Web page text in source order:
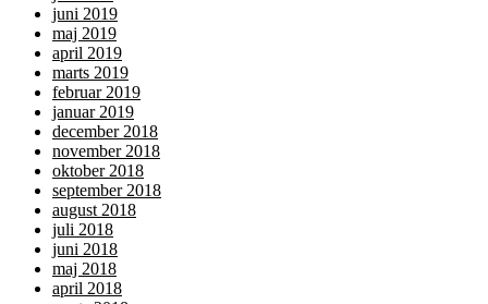
juni 2019
maj 2019
april 2019
marts 2019
februar 2019
januar 2019
december 2018
november 2018
oktober 2018
september 2018
august 2018
juli 2018
juni 2018
maj 2018
april 2018